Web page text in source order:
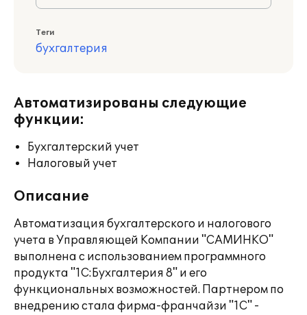
Теги
бухгалтерия
Автоматизированы следующие
функции:
Бухгалтерский учет
Налоговый учет
Описание
Автоматизация бухгалтерского и налогового
учета в Управляющей Компании "САМИНКО"
выполнена с использованием программного
продукта "1С:Бухгалтерия 8" и его
функциональных возможностей. Партнером по
внедрению стала фирма-франчайзи "1С" -